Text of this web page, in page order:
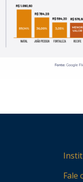
Fale